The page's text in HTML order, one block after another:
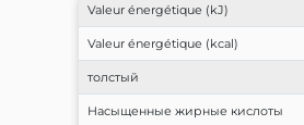
Valeur énergétique (kJ)
Valeur énergétique (kcal)
толстый
Насыщенные жирные кислоты